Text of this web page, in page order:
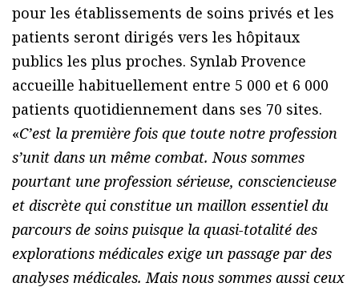
pour les établissements de soins privés et les
patients seront dirigés vers les hôpitaux
publics les plus proches. Synlab Provence
accueille habituellement entre 5 000 et 6 000
patients quotidiennement dans ses 70 sites.
«C’est la première fois que toute notre profession
s’unit dans un même combat. Nous sommes
pourtant une profession sérieuse, consciencieuse
et discrète qui constitue un maillon essentiel du
parcours de soins puisque la quasi-totalité des
explorations médicales exige un passage par des
analyses médicales. Mais nous sommes aussi ceux